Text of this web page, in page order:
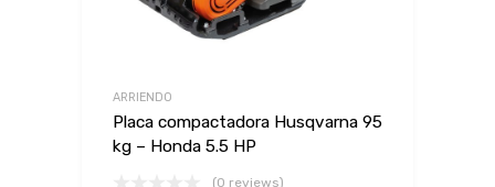
ARRIENDO
Placa compactadora Husqvarna 95
kg – Honda 5.5 HP
(0 reviews)